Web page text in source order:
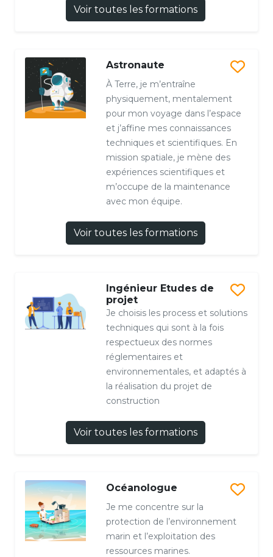
Voir toutes les formations
Astronaute
À Terre, je m’entraîne
physiquement, mentalement
pour mon voyage dans l’espace
et j’affine mes connaissances
techniques et scientifiques. En
mission spatiale, je mène des
expériences scientifiques et
m’occupe de la maintenance
avec mon équipe.
Voir toutes les formations
Ingénieur Etudes de
projet
Je choisis les process et solutions
techniques qui sont à la fois
respectueux des normes
réglementaires et
environnementales, et adaptés à
la réalisation du projet de
construction
Voir toutes les formations
Océanologue
Je me concentre sur la
protection de l’environnement
marin et l’exploitation des
ressources marines.